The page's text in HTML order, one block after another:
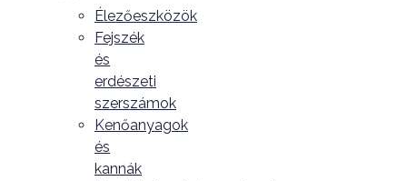
Élezőeszközök
Fejszék
és
erdészeti
szerszámok
Kenőanyagok
és
kannák